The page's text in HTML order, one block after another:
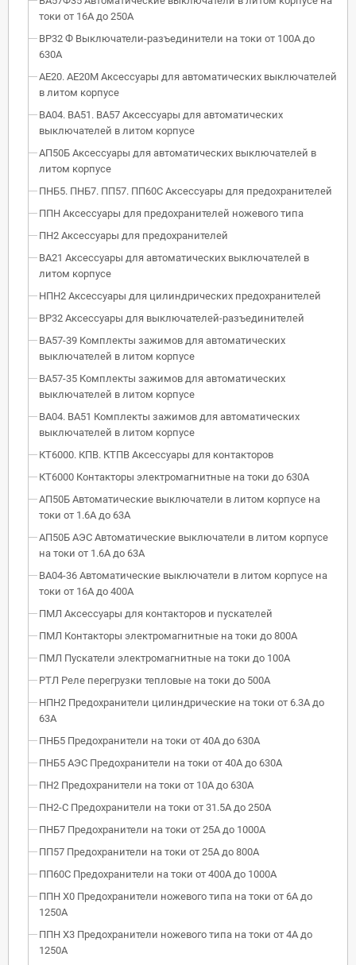
токи от 16А до 250А
ВР32 Ф Выключатели-разъединители на токи от 100А до
630А
АЕ20. АЕ20М Аксессуары для автоматических выключателей
в литом корпусе
ВА04. ВА51. ВА57 Аксессуары для автоматических
выключателей в литом корпусе
АП50Б Аксессуары для автоматических выключателей в
литом корпусе
ПНБ5. ПНБ7. ПП57. ПП60С Аксессуары для предохранителей
ППН Аксессуары для предохранителей ножевого типа
ПН2 Аксессуары для предохранителей
ВА21 Аксессуары для автоматических выключателей в
литом корпусе
НПН2 Аксессуары для цилиндрических предохранителей
ВР32 Аксессуары для выключателей-разъединителей
ВА57-39 Комплекты зажимов для автоматических
выключателей в литом корпусе
ВА57-35 Комплекты зажимов для автоматических
выключателей в литом корпусе
ВА04. ВА51 Комплекты зажимов для автоматических
выключателей в литом корпусе
КТ6000. КПВ. КТПВ Аксессуары для контакторов
КТ6000 Контакторы электромагнитные на токи до 630А
АП50Б Автоматические выключатели в литом корпусе на
токи от 1.6А до 63А
АП50Б АЭС Автоматические выключатели в литом корпусе
на токи от 1.6А до 63А
ВА04-36 Автоматические выключатели в литом корпусе на
токи от 16А до 400А
ПМЛ Аксессуары для контакторов и пускателей
ПМЛ Контакторы электромагнитные на токи до 800А
ПМЛ Пускатели электромагнитные на токи до 100А
РТЛ Реле перегрузки тепловые на токи до 500А
НПН2 Предохранители цилиндрические на токи от 6.3А до
63А
ПНБ5 Предохранители на токи от 40А до 630А
ПНБ5 АЭС Предохранители на токи от 40А до 630А
ПН2 Предохранители на токи от 10А до 630А
ПН2-С Предохранители на токи от 31.5А до 250А
ПНБ7 Предохранители на токи от 25А до 1000А
ПП57 Предохранители на токи от 25А до 800А
ПП60С Предохранители на токи от 400А до 1000А
ППН Х0 Предохранители ножевого типа на токи от 6А до
1250А
ППН Х3 Предохранители ножевого типа на токи от 4А до
1250А